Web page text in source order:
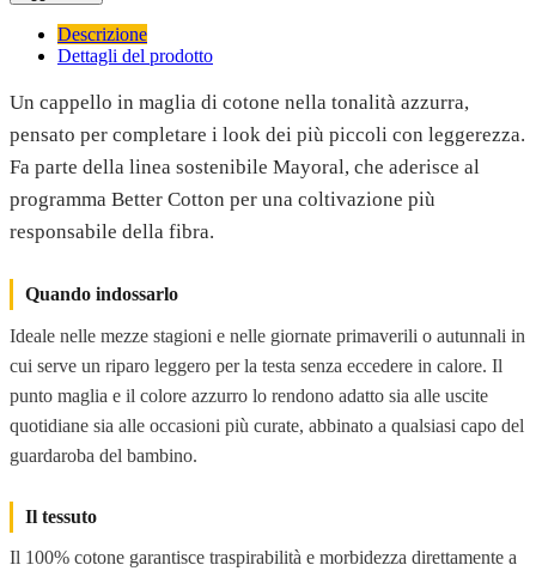
Descrizione
Dettagli del prodotto
Un cappello in maglia di cotone nella tonalità azzurra,
pensato per completare i look dei più piccoli con leggerezza.
Fa parte della linea sostenibile Mayoral, che aderisce al
programma Better Cotton per una coltivazione più
responsabile della fibra.
Quando indossarlo
Ideale nelle mezze stagioni e nelle giornate primaverili o autunnali in
cui serve un riparo leggero per la testa senza eccedere in calore. Il
punto maglia e il colore azzurro lo rendono adatto sia alle uscite
quotidiane sia alle occasioni più curate, abbinato a qualsiasi capo del
guardaroba del bambino.
Il tessuto
Il 100% cotone garantisce traspirabilità e morbidezza direttamente a